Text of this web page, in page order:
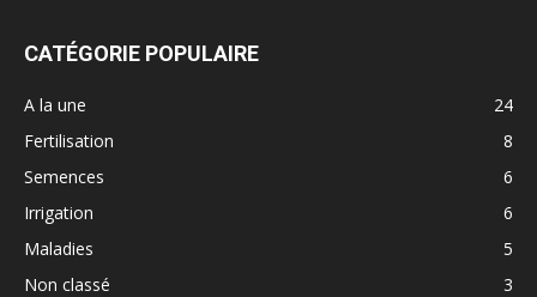
CATÉGORIE POPULAIRE
A la une
24
Fertilisation
8
Semences
6
Irrigation
6
Maladies
5
Non classé
3